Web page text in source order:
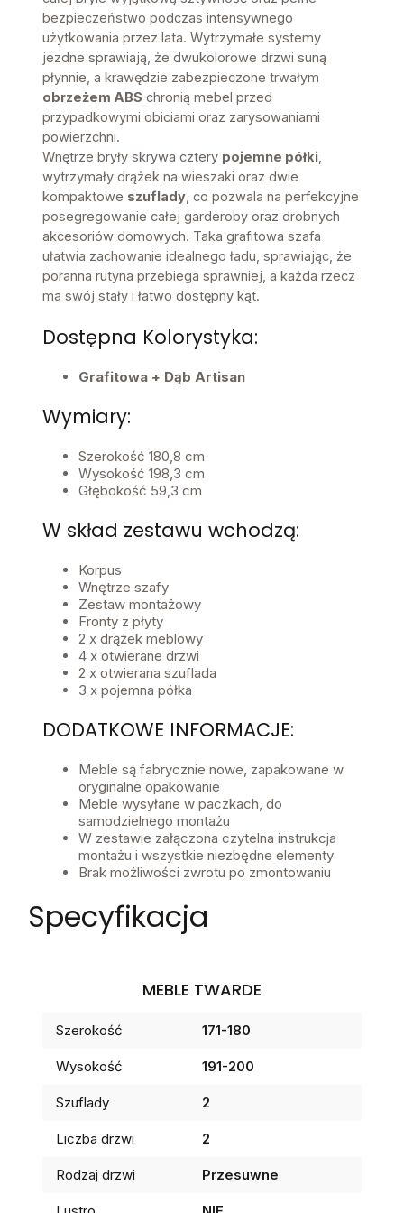
bezpieczeństwo podczas intensywnego
użytkowania przez lata. Wytrzymałe systemy
jezdne sprawiają, że dwukolorowe drzwi suną
płynnie, a krawędzie zabezpieczone trwałym
obrzeżem ABS chronią mebel przed
przypadkowymi obiciami oraz zarysowaniami
powierzchni.
Wnętrze bryły skrywa cztery pojemne półki
wytrzymały drążek na wieszaki oraz dwie
kompaktowe szuflady , co pozwala na perfekcyjne
posegregowanie całej garderoby oraz drobnych
akcesoriów domowych. Taka grafitowa szafa
ułatwia zachowanie idealnego ładu, sprawiając, że
poranna rutyna przebiega sprawniej, a każda rzecz
ma swój stały i łatwo dostępny kąt.
Dostępna Kolorystyka:
Grafitowa + Dąb Artisan
Wymiary:
Szerokość 180,8 cm
Wysokość 198,3 cm
Głębokość 59,3 cm
W skład zestawu wchodzą:
Korpus
Wnętrze szafy
Zestaw montażowy
Fronty z płyty
2 x drążek meblowy
4 x otwierane drzwi
2 x otwierana szuflada
3 x pojemna półka
DODATKOWE INFORMACJE:
Meble są fabrycznie nowe, zapakowane w
oryginalne opakowanie
Meble wysyłane w paczkach, do
samodzielnego montażu
W zestawie załączona czytelna instrukcja
montażu i wszystkie niezbędne elementy
Brak możliwości zwrotu po zmontowaniu
Specyfikacja
MEBLE TWARDE
Szerokość 171-180
Wysokość 191-200
Szuflady 2
Liczba drzwi 2
Rodzaj drzwi Przesuwne